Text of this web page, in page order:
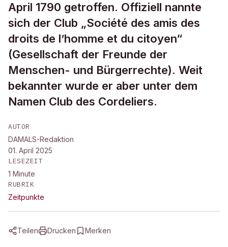
April 1790 getroffen. Offiziell nannte
sich der Club „Société des amis des
droits de l’homme et du citoyen“
(Gesellschaft der Freunde der
Menschen- und Bürgerrechte). Weit
bekannter wurde er aber unter dem
Namen Club des Cordeliers.
AUTOR
DAMALS-Redaktion
01. April 2025
LESEZEIT
1 Minute
RUBRIK
Zeitpunkte
Teilen Drucken Merken